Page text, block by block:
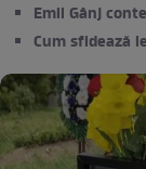
Emil Gânj
Cum sfidează